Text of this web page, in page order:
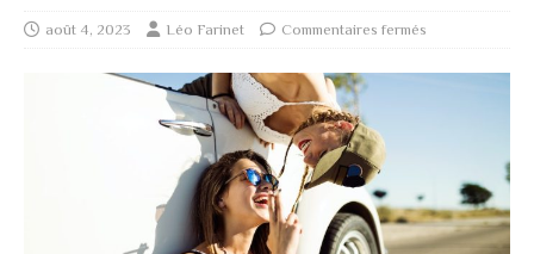
août 4, 2023 Léo Farinet Commentaires fermés